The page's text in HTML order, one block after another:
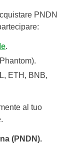
PNDN
.
ETH, BNB,
al tuo
(PNDN).